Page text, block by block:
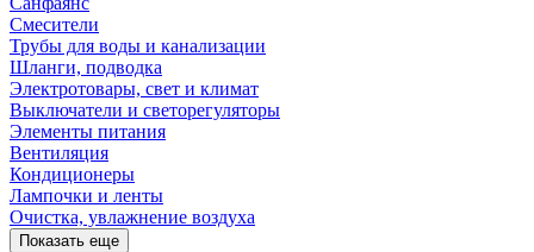
Смесители
Трубы для воды и канализации
Шланги, подводка
Электротовары, свет и климат
Выключатели и светорегуляторы
Элементы питания
Вентиляция
Кондиционеры
Лампочки и ленты
Очистка, увлажнение воздуха
Показать еще